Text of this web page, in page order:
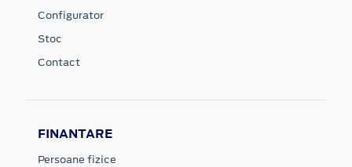
Configurator
Stoc
Contact
FINANTARE
Persoane fizice